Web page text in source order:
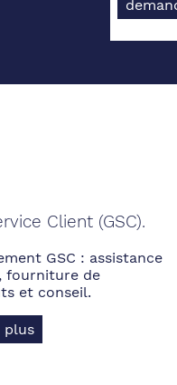
Client (GSC).
GSC : assistance
fourniture de
et conseil.
plus